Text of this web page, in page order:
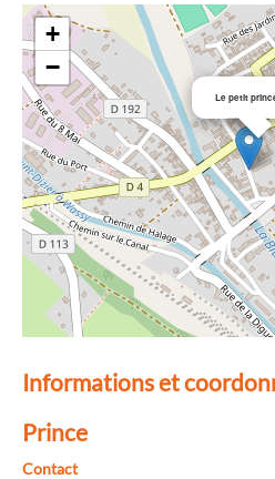
Le petit
+
−
Informations et
Prince
Contact